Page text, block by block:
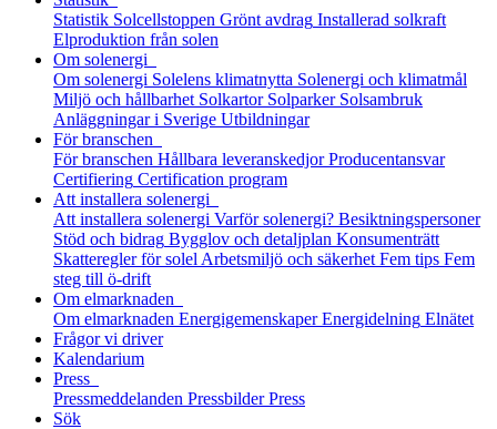
Statistik Solcellstoppen Grönt avdrag Installerad solkraft
Elproduktion från solen
Om solenergi
Om solenergi Solelens klimatnytta Solenergi och klimatmål
Miljö och hållbarhet Solkartor Solparker Solsambruk
Anläggningar i Sverige Utbildningar
För branschen
För branschen Hållbara leveranskedjor Producentansvar
Certifiering Certification program
Att installera solenergi
Att installera solenergi Varför solenergi? Besiktningspersoner
Stöd och bidrag Bygglov och detaljplan Konsumenträtt
Skatteregler för solel Arbetsmiljö och säkerhet Fem tips Fem
steg till ö-drift
Om elmarknaden
Om elmarknaden Energigemenskaper Energidelning Elnätet
Frågor vi driver
Kalendarium
Press
Pressmeddelanden Pressbilder Press
Sök